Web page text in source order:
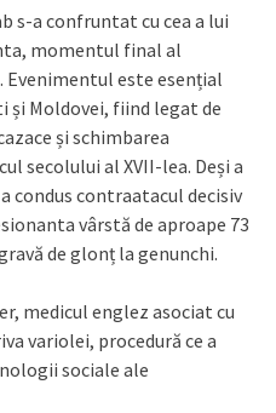
s-a confruntat cu cea a lui
momentul final al
este esențial
și Moldovei, fiind legat de
și schimbarea
secolului al XVII-lea. Deși a
condus contraatacul decisiv
vârstă de aproape 73
de glonț la genunchi.
medicul englez asociat cu
variolei, procedură ce a
sociale ale